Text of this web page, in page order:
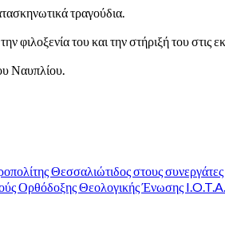
τραγούδια.
του και την στήριξή του στις
Ναυπλίου.
Θεσσαλιώτιδος στους
Ορθόδοξης Θεολογικής Ένωσης I.O.T.A.